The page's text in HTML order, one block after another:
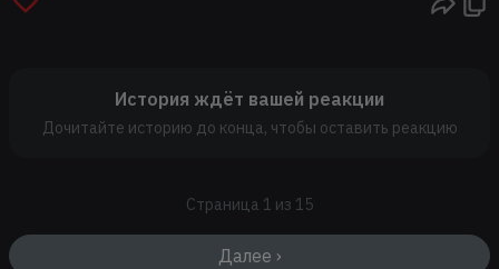
История ждёт вашей реакции
Дочитайте историю до конца, чтобы оставить реакцию
Страница 1 из 15
Далее ›